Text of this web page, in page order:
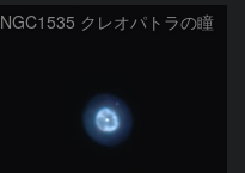
NGC1535 クレオパトラの瞳